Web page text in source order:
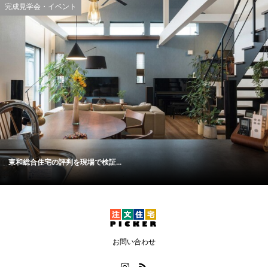
完成見学会・イベント
東和総合住宅の評判を現場で検証...
お問い合わせ